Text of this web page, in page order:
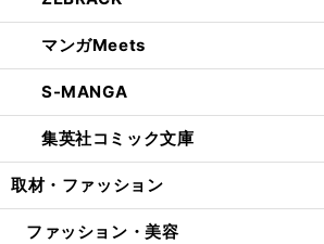
マンガMeets
S-MANGA
集英社コミック文庫
取材・ファッション
ファッション・美容